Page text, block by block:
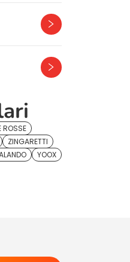
ROSSE
ZINGARETTI
YOOX